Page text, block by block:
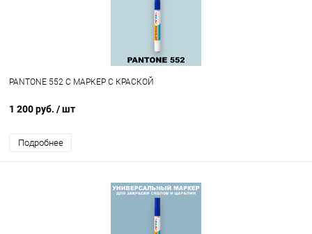
PANTONE 552 C МАРКЕР С КРАСКОЙ
1 200 руб. / шт
Подробнее